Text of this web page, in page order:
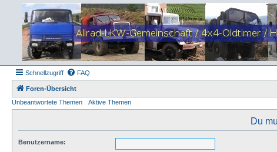
Schnellzugriff FAQ
Foren-Übersicht
Unbeantwortete Themen
Aktive Themen
Du
Benutzername: